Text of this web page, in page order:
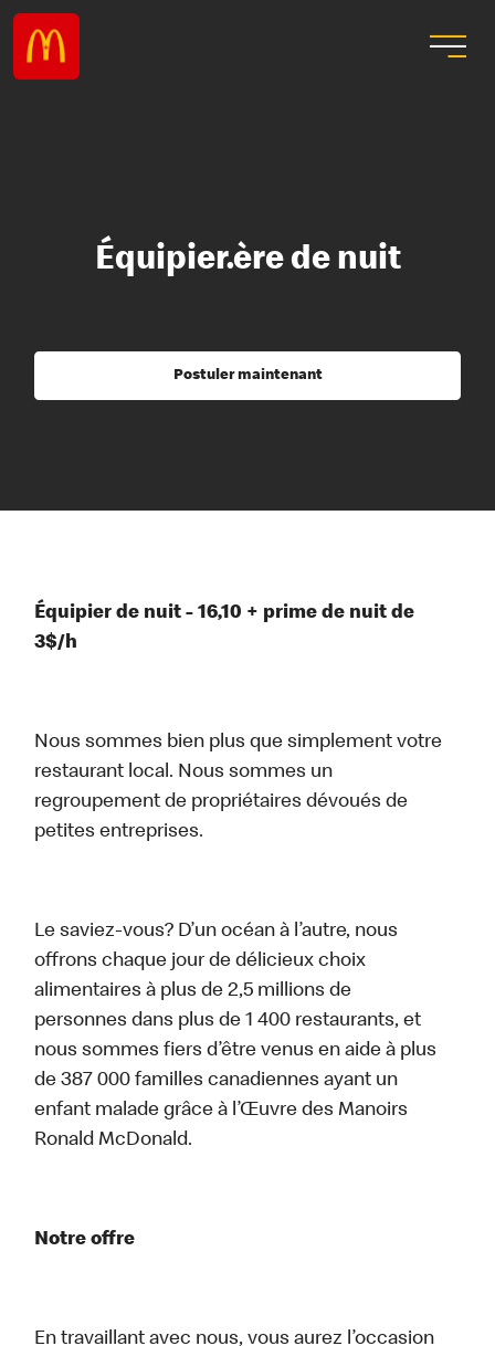
Équipier.ère de nuit
Postuler maintenant
Équipier de nuit - 16,10 + prime de nuit de
3$/h
Nous sommes bien plus que simplement votre
restaurant local. Nous sommes un
regroupement de propriétaires dévoués de
petites entreprises.
Le saviez-vous? D’un océan à l’autre, nous
offrons chaque jour de délicieux choix
alimentaires à plus de 2,5 millions de
personnes dans plus de 1 400 restaurants, et
nous sommes fiers d’être venus en aide à plus
de 387 000 familles canadiennes ayant un
enfant malade grâce à l’Œuvre des Manoirs
Ronald McDonald.
Notre offre
En travaillant avec nous, vous aurez l’occasion